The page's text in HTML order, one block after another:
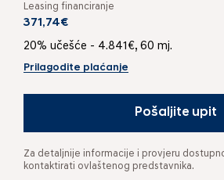
Leasing financiranje
371,74€
20% učešće - 4.841€, 60 mj.
Prilagodite plaćanje
Pošaljite upit
Za detaljnije informacije i provjeru
kontaktirati ovlaštenog predstavnika.